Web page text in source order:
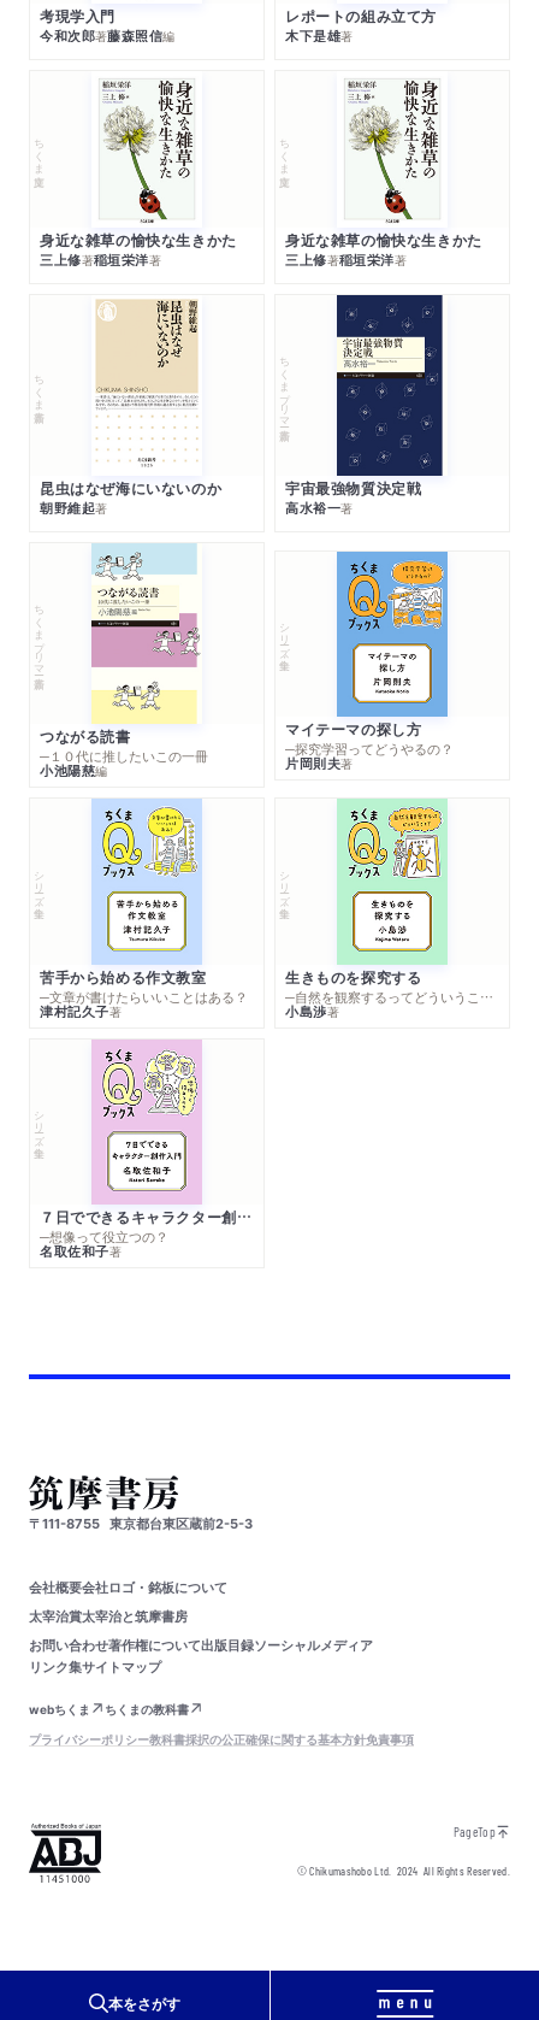
本をさがす
考現学入門
今和次郎著藤森照信編
レポートの組み立て方
木下是雄著
ちくま文庫
身近な雑草の愉快な生きかた
三上修著稲垣栄洋著
ちくま文庫
身近な雑草の愉快な生きかた
三上修著稲垣栄洋著
ちくま新書
昆虫はなぜ海にいないのか
朝野維起著
ちくまプリマー新書
宇宙最強物質決定戦
高水裕一著
ちくまプリマー新書
つながる読書
─１０代に推したいこの一冊
小池陽慈編
シリーズ・全集
マイテーマの探し方
─探究学習ってどうやるの？
片岡則夫著
シリーズ・全集
苦手から始める作文教室
─文章が書けたらいいことはある？
津村記久子著
シリーズ・全集
生きものを探究する
─自然を観察するってどういうこと？
小島渉著
シリーズ・全集
７日でできるキャラクター創作入門
─想像って役立つの？
名取佐和子著
〒111-8755 東京都台東区蔵前2-5-3
会社概要会社ロゴ・銘板について
太宰治賞太宰治と筑摩書房
お問い合わせ著作権について出版目録ソーシャルメディア
リンク集サイトマップ
webちくま
ちくまの教科書
プライバシーポリシー教科書採択の公正確保に関する基本方針免責事項
PageTop
© Chikumashobo Ltd.2024 All Rights Reserved.